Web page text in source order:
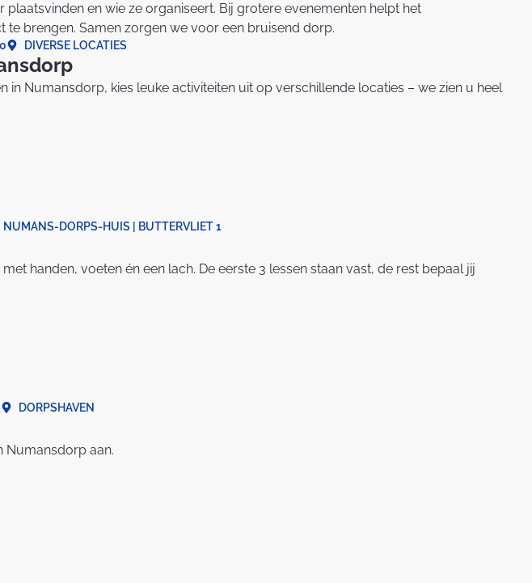
en wie ze organiseert. Bij grotere evenementen helpt het
brengen. Samen zorgen we voor een bruisend dorp.
DIVERSE LOCATIES
in Numansdorp, kies leuke activiteiten uit op verschillende locaties – we zien u heel
NUMANS-DORPS-HUIS | BUTTERVLIET 1
handen, voeten én een lach. De eerste 3 lessen staan vast, de rest bepaal jij
DORPSHAVEN
Numansdorp aan.